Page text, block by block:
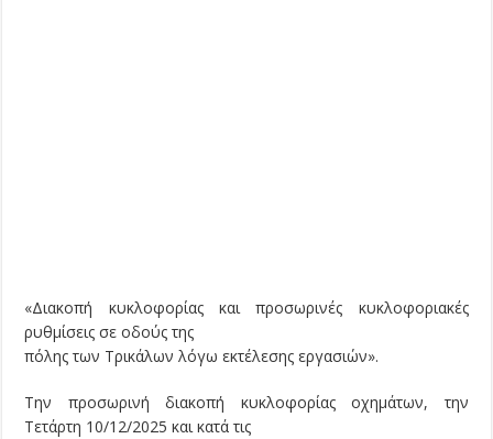
«Διακοπή κυκλοφορίας και προσωρινές κυκλοφοριακές
ρυθμίσεις σε οδούς της
πόλης των Τρικάλων λόγω εκτέλεσης εργασιών».
Την προσωρινή διακοπή κυκλοφορίας οχημάτων, την
Τετάρτη 10/12/2025 και κατά τις